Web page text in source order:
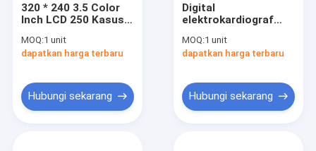
320 * 240 3.5 Color
Inch LCD 250 Kasus
Memimpin 50mm 1
Saluran Format
Rechargeable Ni-MH
MOQ:1 unit
dapatkan harga terbaru
Hubungi sekarang
Digital
elektrokardiograf
Mesin 3 Channel
MOQ:1 unit
dapatkan harga terbaru
Hubungi sekarang